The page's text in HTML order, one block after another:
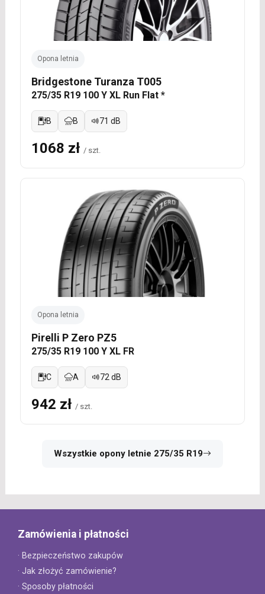
Opona letnia
Bridgestone Turanza T005
275/35 R19 100 Y XL Run Flat *
B B 71 dB
1068 zł / szt.
Opona letnia
Pirelli P Zero PZ5
275/35 R19 100 Y XL FR
C A 72 dB
942 zł / szt.
Wszystkie opony letnie 275/35 R19
Zamówienia i płatności
· Bezpieczeństwo zakupów
· Jak złożyć zamówienie?
· Sposoby płatności